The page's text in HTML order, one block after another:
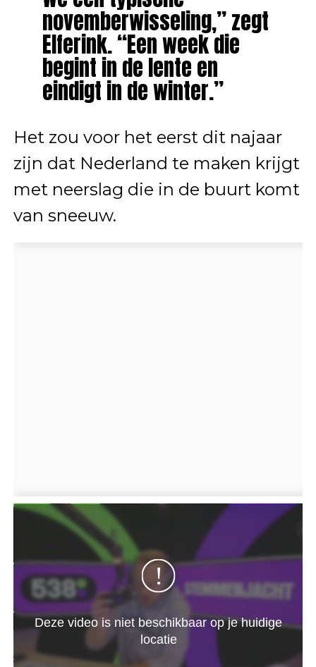
novemberwisseling,” zegt
Elferink. “Een week die
begint in de lente en
eindigt in de winter.”
Het zou voor het eerst dit najaar
zijn dat Nederland te maken krijgt
met neerslag die in de buurt komt
van sneeuw.